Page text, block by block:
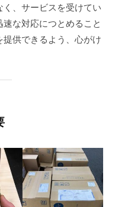
、サービスを受けてい
な対応につとめること
供できるよう、心がけ